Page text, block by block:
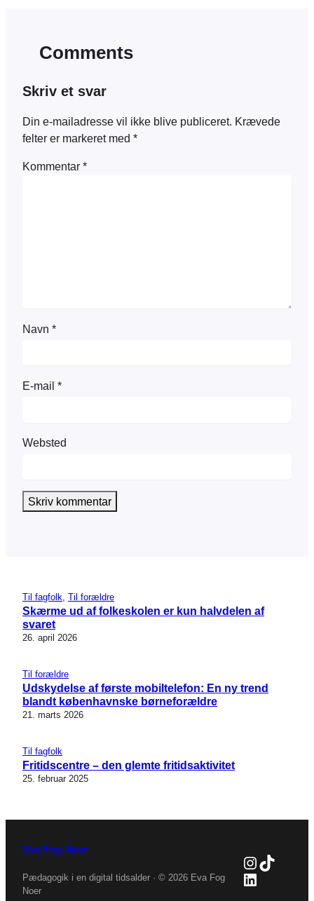
Comments
Skriv et svar
Din e-mailadresse vil ikke blive publiceret. Krævede
felter er markeret med *
Kommentar *
Navn *
E-mail *
Websted
Til fagfolk, Til forældre
Skærme ud af folkeskolen er kun halvdelen af
svaret
26. april 2026
Til forældre
Udskydelse af første mobiltelefon: En ny trend
blandt københavnske børneforældre
21. marts 2026
Til fagfolk
Fritidscentre – den glemte fritidsaktivitet
25. februar 2025
Eva Fog Noer
Pædagogik i en digital tidsalder · © 2026 Eva Fog
Noer
TikTok
LinkedIn